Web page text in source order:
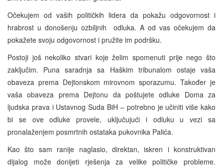
Očekujem od vaših političkih lidera da pokažu odgovornost i
hrabrost u donošenju ozbiljnih odluka. A od vas očekujem da
pokažete svoju odgovornost i pružite im podršku.
Postoji još nekoliko stvari koje želim spomenuti prije nego što
zaključim. Puna saradnja sa Haškim tribunalom ostaje vaša
obaveza prema Dejtonskom mirovnom sporazumu. Također je
vaša obaveza prema Dejtonu da poštujete odluke Doma za
ljudska prava i Ustavnog Suda BiH – potrebno je učiniti više kako
bi se ove odluke provele, uključujući i odluku u vezi sa
pronalaženjem posmrtnih ostataka pukovnika Palića.
Kao što sam ranije naglasio, direktan, iskren i konstruktivan
dijalog može donijeti rješenja za velike političke probleme.